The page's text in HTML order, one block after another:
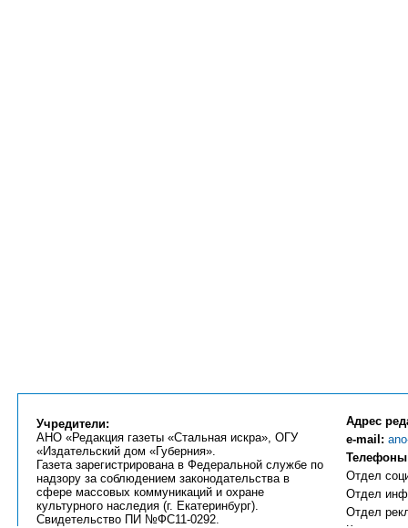
Учредители:
АНО «Редакция газеты «Стальная искра», ОГУ
«Издательский дом «Губерния».
Газета зарегистрирована в Федеральной службе по
надзору за соблюдением законодательства в
сфере массовых коммуникаций и охране
культурного наследия (г. Екатеринбург).
Свидетельство ПИ №ФС11-0292.
Адрес
e-mail:
Отдел
Отдел
Отдел